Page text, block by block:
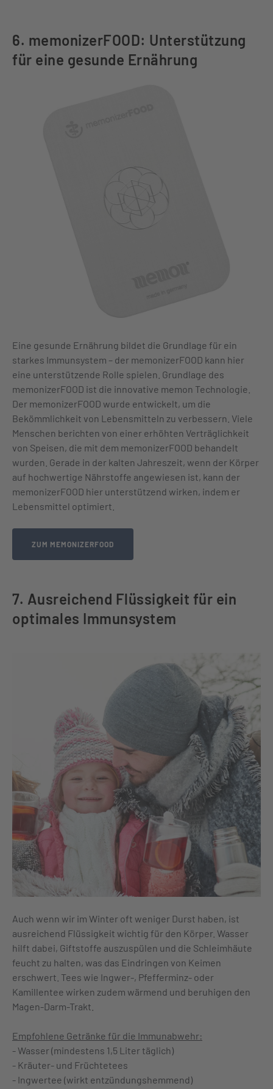
6. memonizerFOOD: Unterstützung
für eine gesunde Ernährung
Eine gesunde Ernährung bildet die Grundlage für ein
starkes Immunsystem – der memonizerFOOD kann hier
eine unterstützende Rolle spielen. Grundlage des
memonizerFOOD ist die innovative memon Technologie.
Der memonizerFOOD wurde entwickelt, um die
Bekömmlichkeit von Lebensmitteln zu verbessern. Viele
Menschen berichten von einer erhöhten Verträglichkeit
von Speisen, die mit dem memonizerFOOD behandelt
wurden. Gerade in der kalten Jahreszeit, wenn der Körper
auf hochwertige Nährstoffe angewiesen ist, kann der
memonizerFOOD hier unterstützend wirken, indem er
Lebensmittel optimiert.
ZUM MEMONIZERFOOD
7. Ausreichend Flüssigkeit für ein
optimales Immunsystem
Auch wenn wir im Winter oft weniger Durst haben, ist
ausreichend Flüssigkeit wichtig für den Körper. Wasser
hilft dabei, Giftstoffe auszuspülen und die Schleimhäute
feucht zu halten, was das Eindringen von Keimen
erschwert. Tees wie Ingwer-, Pfefferminz- oder
Kamillentee wirken zudem wärmend und beruhigen den
Magen-Darm-Trakt.
Empfohlene Getränke für die Immunabwehr:
- Wasser (mindestens 1,5 Liter täglich)
- Kräuter- und Früchtetees
- Ingwertee (wirkt entzündungshemmend)